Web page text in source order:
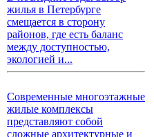
жилья в Петербурге
смещается в сторону
районов, где есть баланс
между доступностью,
экологией и...
Современные многоэтажные
жилые комплексы
представляют собой
сложные архитектурные и